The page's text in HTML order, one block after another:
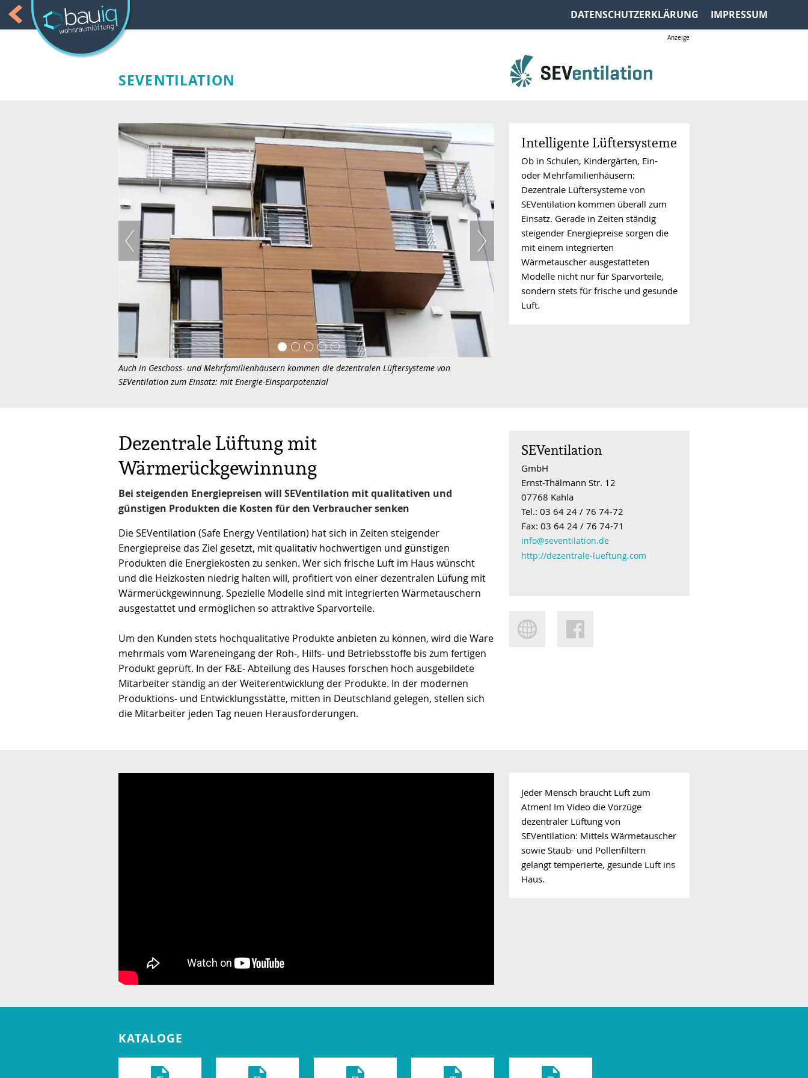
DATENSCHUTZERKLÄRUNG IMPRESSUM
SEVENTILATION
Auch in Geschoss- und Mehrfamilienhäusern kommen die dezentralen Lüftersysteme von
SEVentilation zum Einsatz: mit Energie-Einsparpotenzial
Intelligente Lüftersysteme
Ob in Schulen, Kindergärten, Ein-
oder Mehrfamilienhäusern:
Dezentrale Lüftersysteme von
SEVentilation kommen überall zum
Einsatz. Gerade in Zeiten ständig
steigender Energiepreise sorgen die
mit einem integrierten
Wärmetauscher ausgestatteten
Modelle nicht nur für Sparvorteile,
sondern stets für frische und gesunde
Luft.
Dezentrale Lüftung mit
Wärmerückgewinnung
Bei steigenden Energiepreisen will SEVentilation mit qualitativen und
günstigen Produkten die Kosten für den Verbraucher senken
Die SEVentilation (Safe Energy Ventilation) hat sich in Zeiten steigender
Energiepreise das Ziel gesetzt, mit qualitativ hochwertigen und günstigen
Produkten die Energiekosten zu senken. Wer sich frische Luft im Haus wünscht
und die Heizkosten niedrig halten will, profitiert von einer dezentralen Lüfung mit
Wärmerückgewinnung. Spezielle Modelle sind mit integrierten Wärmetauschern
ausgestattet und ermöglichen so attraktive Sparvorteile.
Um den Kunden stets hochqualitative Produkte anbieten zu können, wird die Ware
mehrmals vom Wareneingang der Roh-, Hilfs- und Betriebsstoffe bis zum fertigen
Produkt geprüft. In der F&E- Abteilung des Hauses forschen hoch ausgebildete
Mitarbeiter ständig an der Weiterentwicklung der Produkte. In der modernen
Produktions- und Entwicklungsstätte, mitten in Deutschland gelegen, stellen sich
die Mitarbeiter jeden Tag neuen Herausforderungen.
SEVentilation
GmbH
Ernst-Thälmann Str. 12
07768 Kahla
Tel.: 03 64 24 / 76 74-72
Fax: 03 64 24 / 76 74-71
info@seventilation.de
http://dezentrale-lueftung.com
Jeder Mensch braucht Luft zum
Atmen! Im Video die Vorzüge
dezentraler Lüftung von
SEVentilation: Mittels Wärmetauscher
sowie Staub- und Pollenfiltern
gelangt temperierte, gesunde Luft ins
Haus.
KATALOGE